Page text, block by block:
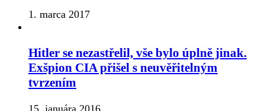
1. marca 2017
Hitler se nezastřelil, vše bylo úplně jinak.
Exšpion CIA přišel s neuvěřitelným
tvrzením